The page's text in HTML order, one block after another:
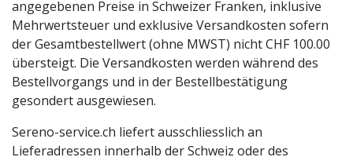
angegebenen Preise in Schweizer Franken, inklusive
Mehrwertsteuer und exklusive Versandkosten sofern
der Gesamtbestellwert (ohne MWST) nicht CHF 100.00
übersteigt. Die Versandkosten werden während des
Bestellvorgangs und in der Bestellbestätigung
gesondert ausgewiesen.
Sereno-service.ch liefert ausschliesslich an
Lieferadressen innerhalb der Schweiz oder des